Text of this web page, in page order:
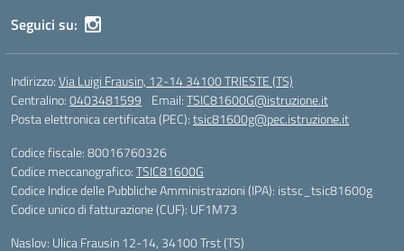
Seguici su:
Indirizzo:Via Luigi Frausin, 12-14 34100 TRIESTE (TS)
Centralino:0403481599 Email:TSIC81600G@istruzione.it
Posta elettronica certificata (PEC):tsic81600g@pec.istruzione.it
Codice fiscale: 80016760326
Codice meccanografico:TSIC81600G
Codice Indice delle Pubbliche Amministrazioni (IPA): istsc_tsic81600g
Codice unico di fatturazione (CUF): UF1M73
Naslov: Ulica Frausin 12-14, 34100 Trst (TS)